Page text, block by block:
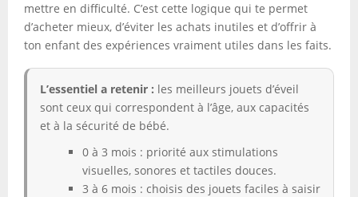
mettre en difficulté. C’est cette logique qui te permet
d’acheter mieux, d’éviter les achats inutiles et d’offrir à
ton enfant des expériences vraiment utiles dans les faits.
L’essentiel a retenir : les meilleurs jouets d’éveil
sont ceux qui correspondent à l’âge, aux capacités
et à la sécurité de bébé.
0 à 3 mois : priorité aux stimulations
visuelles, sonores et tactiles douces.
3 à 6 mois : choisis des jouets faciles à saisir